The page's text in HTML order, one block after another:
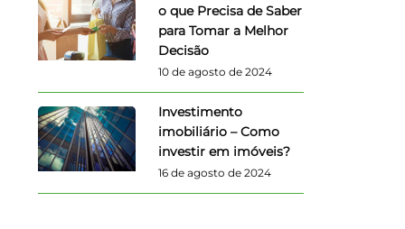
o que Precisa de Saber
para Tomar a Melhor
Decisão
10 de agosto de 2024
Investimento
imobiliário – Como
investir em imóveis?
16 de agosto de 2024